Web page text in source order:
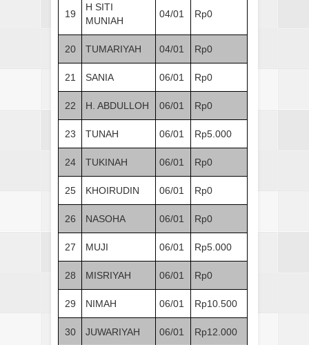
19
H SITI
MUNIAH
04/01 Rp0
20 TUMARIYAH 04/01 Rp0
21 SANIA 06/01 Rp0
22 H. ABDULLOH 06/01 Rp0
23 TUNAH 06/01 Rp5.000
24 TUKINAH 06/01 Rp0
25 KHOIRUDIN 06/01 Rp0
26 NASOHA 06/01 Rp0
27 MUJI 06/01 Rp5.000
28 MISRIYAH 06/01 Rp0
29 NIMAH 06/01 Rp10.500
30 JUWARIYAH 06/01 Rp12.000